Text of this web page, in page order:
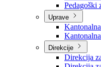
Zavod
Zavod za
Zavod za
Pedagoški
Uprave